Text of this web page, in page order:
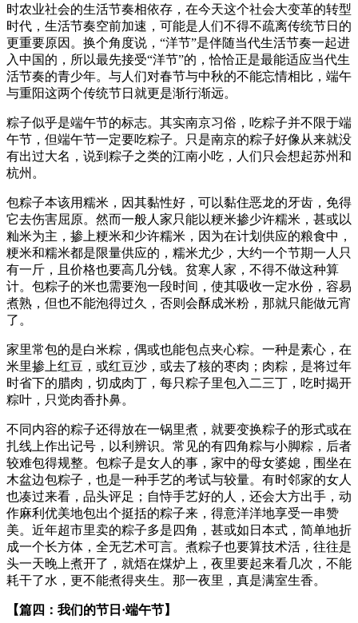
时农业社会的生活节奏相依存，在今天这个社会大变革的转型
时代，生活节奏空前加速，可能是人们不得不疏离传统节日的
更重要原因。换个角度说，“洋节”是伴随当代生活节奏一起进
入中国的，所以最先接受“洋节”的，恰恰正是最能适应当代生
活节奏的青少年。与人们对春节与中秋的不能忘情相比，端午
与重阳这两个传统节日就更是渐行渐远。
粽子似乎是端午节的标志。其实南京习俗，吃粽子并不限于端
午节，但端午节一定要吃粽子。只是南京的粽子好像从来就没
有出过大名，说到粽子之类的江南小吃，人们只会想起苏州和
杭州。
包粽子本该用糯米，因其黏性好，可以黏住恶龙的牙齿，免得
它去伤害屈原。然而一般人家只能以粳米掺少许糯米，甚或以
籼米为主，掺上粳米和少许糯米，因为在计划供应的粮食中，
粳米和糯米都是限量供应的，糯米尤少，大约一个节期一人只
有一斤，且价格也要高几分钱。贫寒人家，不得不做这种算
计。包粽子的米也需要泡一段时间，使其吸收一定水份，容易
煮熟，但也不能泡得过久，否则会酥成米粉，那就只能做元宵
了。
家里常包的是白米粽，偶或也能包点夹心粽。一种是素心，在
米里掺上红豆，或红豆沙，或去了核的枣肉；肉粽，是将过年
时省下的腊肉，切成肉丁，每只粽子里包入二三丁，吃时揭开
粽叶，只觉肉香扑鼻。
不同内容的粽子还得放在一锅里煮，就要变换粽子的形式或在
扎线上作出记号，以利辨识。常见的有四角粽与小脚粽，后者
较难包得规整。包粽子是女人的事，家中的母女婆媳，围坐在
木盆边包粽子，也是一种手艺的考试与较量。有时邻家的女人
也凑过来看，品头评足；自恃手艺好的人，还会大方出手，动
作麻利优美地包出个挺括的粽子来，得意洋洋地享受一串赞
美。近年超市里卖的粽子多是四角，甚或如日本式，简单地折
成一个长方体，全无艺术可言。煮粽子也要算技术活，往往是
头一天晚上煮开了，就焐在煤炉上，夜里要起来看几次，不能
耗干了水，更不能煮得夹生。那一夜里，真是满室生香。
【篇四：我们的节日·端午节】